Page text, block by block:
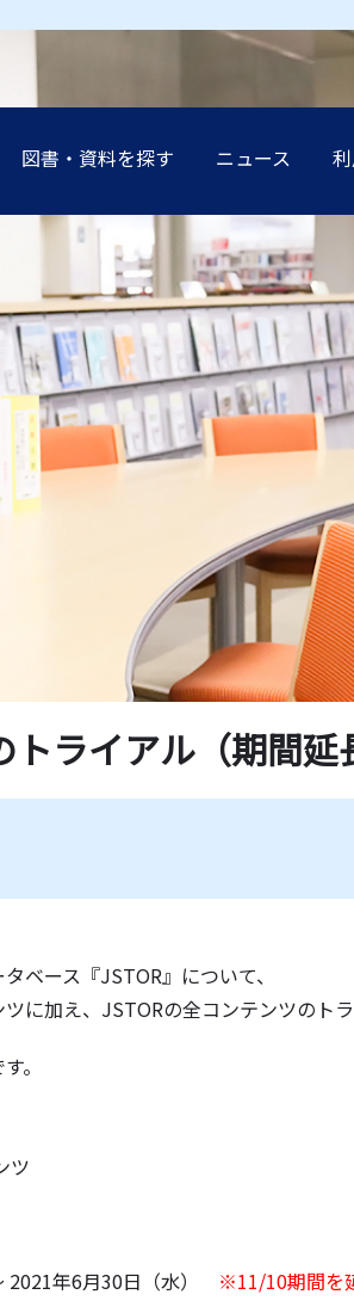
図書・資料を探す
受験生の
教職員の
ニュース
受験生の
教職員の
受験生の
教職員の
受験生の
教職員の
受験生の
教職員の
ライアル（期間延
ベース『JSTOR』について、
に加え、JSTORの全コンテンツのトラ
。
ツ
2021年6月30日（水） ※11/10期間を